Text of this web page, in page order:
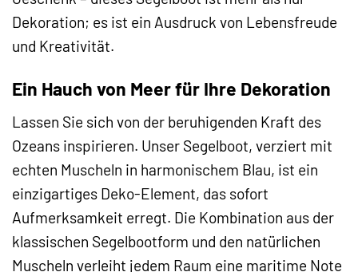
Dekoration; es ist ein Ausdruck von Lebensfreude
und Kreativität.
Ein Hauch von Meer für Ihre Dekoration
Lassen Sie sich von der beruhigenden Kraft des
Ozeans inspirieren. Unser Segelboot, verziert mit
echten Muscheln in harmonischem Blau, ist ein
einzigartiges Deko-Element, das sofort
Aufmerksamkeit erregt. Die Kombination aus der
klassischen Segelbootform und den natürlichen
Muscheln verleiht jedem Raum eine maritime Note